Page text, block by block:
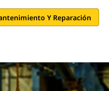
Y Reparación